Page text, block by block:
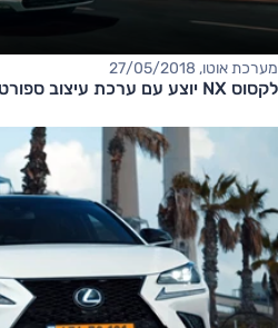
מערכת אוטו, 27/05/2018
לקסוס NX יוצע עם ערכת עיצוב ספורטיבי